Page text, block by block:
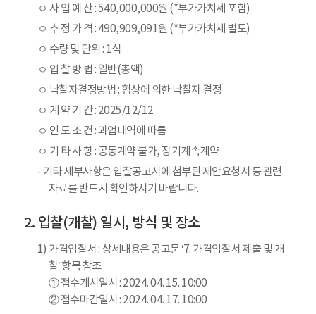
ㅇ 사 업 예 산 : 540,000,000원 (*부가가치세 포함)
ㅇ 추 정 가 격 : 490,909,091원 (*부가가치세 별도)
ㅇ 수량 및 단위 : 1식
ㅇ 입 찰 방 법 : 일반(총액)
ㅇ 낙찰자결정방법 : 협상에 의한 낙찰자 결정
ㅇ 계 약 기 간 : 2025/12/12
ㅇ 인 도 조 건 : 과업내역에 따름
ㅇ 기 타 사 항 : 공동계약 불가, 장기계속계약
- 기타 세부사항은 입찰공고서에 첨부된 제안요청서 등 관련
자료를 반드시 확인하시기 바랍니다.
입찰(개찰) 일시, 방식 및 장소
1) 가격입찰서 : 상세내용은 공고문 ‘7. 가격입찰서 제출 및 개
찰’ 항목 참조
① 접수개시일시 : 2024. 04. 15. 10:00
② 접수마감일시 : 2024. 04. 17. 10:00